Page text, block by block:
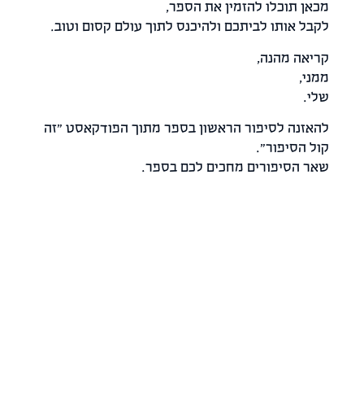
תוכלו להזמין את הספר,
אותו לביתכם ולהיכנס לתוך עולם קסום וטוב.
מהנה,
לסיפור הראשון בספר מתוך הפודקאסט "זה
הסיפור".
הסיפורים מחכים לכם בספר.